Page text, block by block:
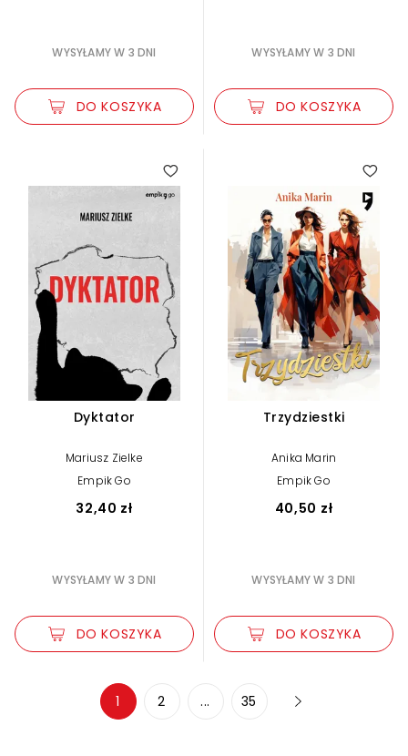
WYSYŁAMY W 3 DNI
DO KOSZYKA
WYSYŁAMY W 3 DNI
DO KOSZYKA
Dyktator
Mariusz Zielke
Empik Go
32,40 zł
WYSYŁAMY W 3 DNI
DO KOSZYKA
5.00
Trzydziestki
Anika Marin
Empik Go
40,50 zł
WYSYŁAMY W 3 DNI
DO KOSZYKA
1 2 ... 35
Zmniejsz rozmiar czcionki